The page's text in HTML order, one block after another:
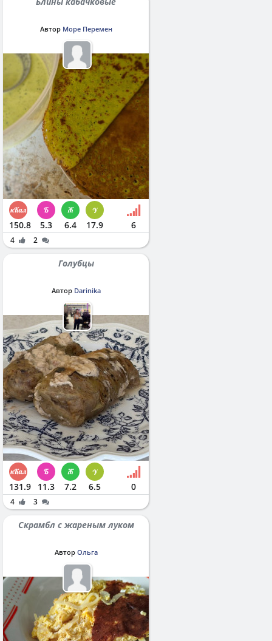
Автор Море Перемен
150.8 5.3 6.4 17.9 6
4 2
Голубцы
Автор Darinika
131.9 11.3 7.2 6.5 0
4 3
Скрамбл с жареным луком
Автор Ольга